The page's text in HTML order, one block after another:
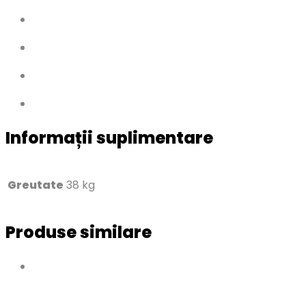
Informații suplimentare
Greutate 38 kg
Produse similare